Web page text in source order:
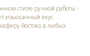
стиле ручной работы -
изысканный вкус
Востока в любых